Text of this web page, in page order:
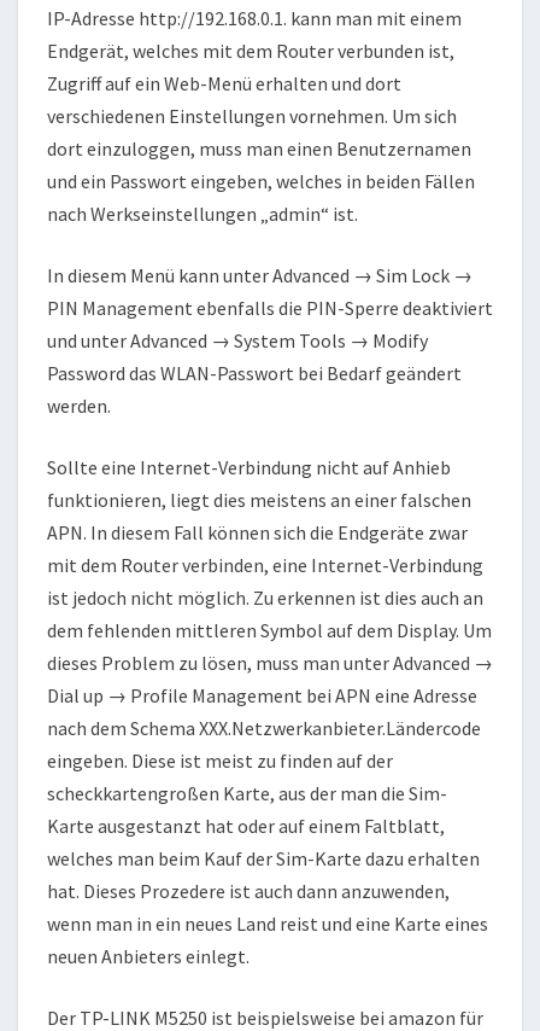
IP-Adresse http://192.168.0.1. kann man mit einem
Endgerät, welches mit dem Router verbunden ist,
Zugriff auf ein Web-Menü erhalten und dort
verschiedenen Einstellungen vornehmen. Um sich
dort einzuloggen, muss man einen Benutzernamen
und ein Passwort eingeben, welches in beiden Fällen
nach Werkseinstellungen „admin“ ist.
In diesem Menü kann unter Advanced → Sim Lock →
PIN Management ebenfalls die PIN-Sperre deaktiviert
und unter Advanced → System Tools → Modify
Password das WLAN-Passwort bei Bedarf geändert
werden.
Sollte eine Internet-Verbindung nicht auf Anhieb
funktionieren, liegt dies meistens an einer falschen
APN. In diesem Fall können sich die Endgeräte zwar
mit dem Router verbinden, eine Internet-Verbindung
ist jedoch nicht möglich. Zu erkennen ist dies auch an
dem fehlenden mittleren Symbol auf dem Display. Um
dieses Problem zu lösen, muss man unter Advanced →
Dial up → Profile Management bei APN eine Adresse
nach dem Schema XXX.Netzwerkanbieter.Ländercode
eingeben. Diese ist meist zu finden auf der
scheckkartengroßen Karte, aus der man die Sim-
Karte ausgestanzt hat oder auf einem Faltblatt,
welches man beim Kauf der Sim-Karte dazu erhalten
hat. Dieses Prozedere ist auch dann anzuwenden,
wenn man in ein neues Land reist und eine Karte eines
neuen Anbieters einlegt.
Der TP-LINK M5250 ist beispielsweise bei amazon für